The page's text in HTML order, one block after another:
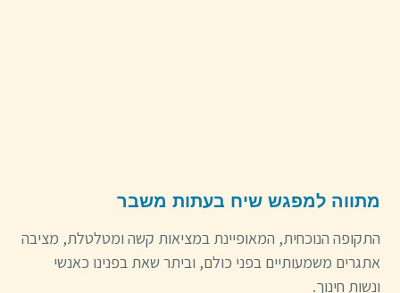
מתווה למפגש שיח בעתות משבר
התקופה הנוכחית, המאופיינת במציאות קשה ומטלטלת, מציבה
אתגרים משמעותיים בפני כולם, וביתר שאת בפנינו כאנשי
ונשות חינוך.